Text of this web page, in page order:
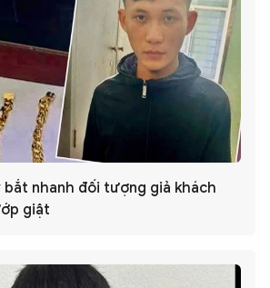
bắt nhanh đối tượng giả khách
giật